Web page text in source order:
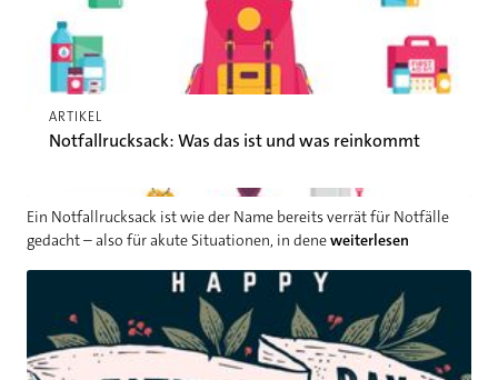
ARTIKEL
Notfallrucksack: Was das ist und was reinkommt
Ein Notfallrucksack ist wie der Name bereits verrät für Notfälle
gedacht – also für akute Situationen, in deneweiterlesen
Checkliste Vatertag: Tipps und Tricks für einen gelungenen Tag